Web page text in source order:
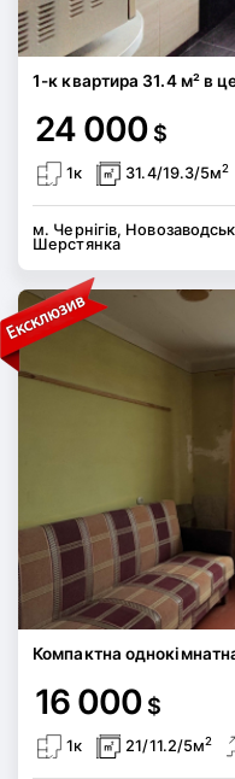
1-к квартира 31.4 м² в
24 000 $
1к 31.4/19.3/5м2
м. Чернігів,
Шерстянка
Компактна
16 000 $
1к 21/11.2/5м2